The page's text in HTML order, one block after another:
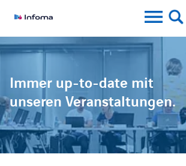
Immer up-to-date mit
unseren Veranstaltungen.